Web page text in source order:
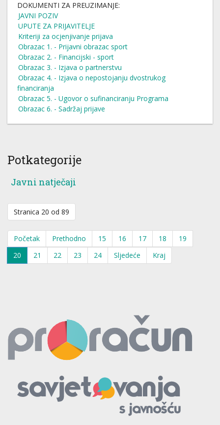
DOKUMENTI ZA PREUZIMANJE:
JAVNI POZIV
UPUTE ZA PRIJAVITELJE
Kriteriji za ocjenjivanje prijava
Obrazac 1. - Prijavni obrazac sport
Obrazac 2. - Financijski - sport
Obrazac 3. - Izjava o partnerstvu
Obrazac 4. - Izjava o nepostojanju dvostrukog
financiranja
Obrazac 5. - Ugovor o sufinanciranju Programa
Obrazac 6. - Sadržaj prijave
Potkategorije
Javni natječaji
Stranica 20 od 89
Početak Prethodno 15 16 17 18
19
20
21 22 23 24 Sljedeće Kraj